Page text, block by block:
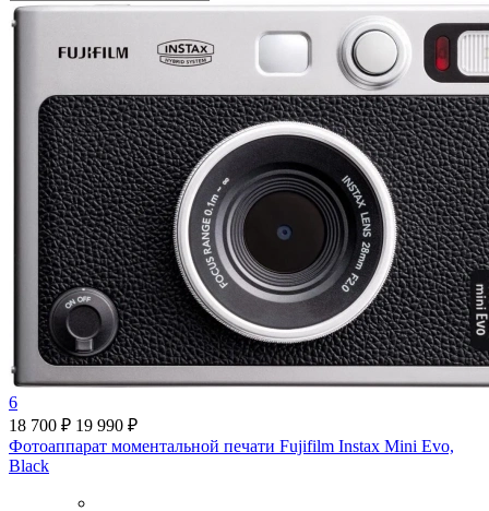
6
18 700 ₽ 19 990 ₽
Фотоаппарат моментальной печати Fujifilm Instax Mini Evo,
Black